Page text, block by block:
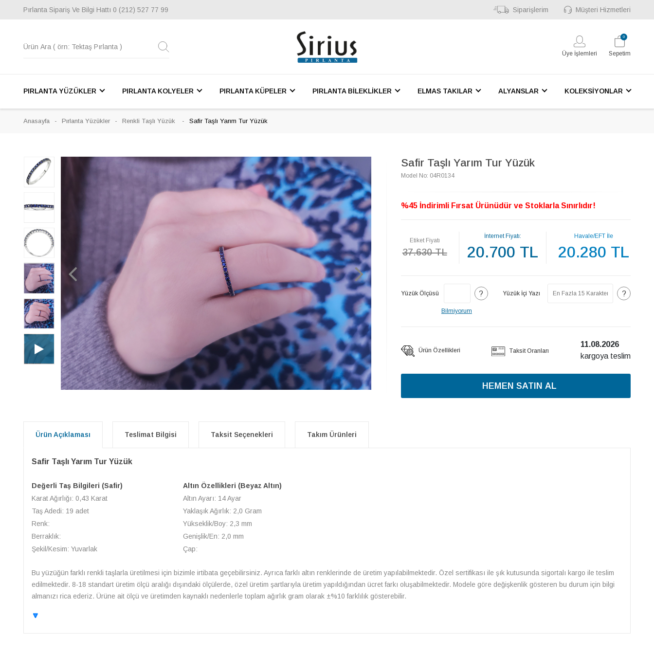
Pırlanta Sipariş Ve Bilgi Hattı 0 (212) 527 77 99 Siparişlerim Müşteri Hizmetleri
Üye İşlemleri Sepetim
0
PIRLANTA YÜZÜKLER PIRLANTA KOLYELER PIRLANTA KÜPELER PIRLANTA BİLEKLİKLER ELMAS TAKILAR ALYANSLAR KOLEKSİYONLAR
Anasayfa Pırlanta Yüzükler Renkli Taşlı Yüzük Safir Taşlı Yarım Tur Yüzük
Safir Taşlı Yarım Tur Yüzük
Model No: 04R0134
%45 İndirimli Fırsat Ürünüdür ve Stoklarla Sınırlıdır!
Etiket Fiyatı
37.630 TL
İnternet Fiyatı:
20.700 TL
Havale/EFT İle
20.280 TL
Yüzük Ölçüsü ?
Bilmiyorum
Yüzük İçi Yazı ?
Ürün Özellikleri Taksit Oranları
11.08.2026
kargoya teslim
HEMEN SATIN AL
Ürün Açıklaması Teslimat Bilgisi Taksit Seçenekleri Takım Ürünleri
Safir Taşlı Yarım Tur Yüzük
Değerli Taş Bilgileri (Safir)
Karat Ağırlığı: 0,43 Karat
Taş Adedi: 19 adet
Renk:
Berraklık:
Şekil/Kesim: Yuvarlak
Altın Özellikleri (Beyaz Altın)
Altın Ayarı: 14 Ayar
Yaklaşık Ağırlık: 2,0 Gram
Yükseklik/Boy: 2,3 mm
Genişlik/En: 2,0 mm
Çap:
Bu yüzüğün farklı renkli taşlarla üretilmesi için bizimle irtibata geçebilirsiniz. Ayrıca farklı altın renklerinde de üretim yapılabilmektedir. Özel sertifikası ile şık kutusunda sigortalı kargo ile teslim
edilmektedir. 8-18 standart üretim ölçü aralığı dışındaki ölçülerde, özel üretim şartlarıyla üretim yapıldığından ücret farkı oluşabilmektedir. Modele göre değişkenlik gösteren bu durum için bilgi
almanızı rica ederiz. Ürüne ait ölçü ve üretimden kaynaklı nedenlerle toplam ağırlık gram olarak ±%10 farklılık gösterebilir.
🔽